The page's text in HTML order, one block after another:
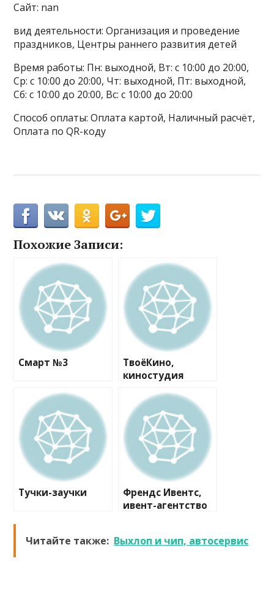
Сайт: nan
вид деятельности: Организация и проведение
праздников, Центры раннего развития детей
Время работы: Пн: выходной, Вт: с 10:00 до 20:00,
Ср: с 10:00 до 20:00, Чт: выходной, Пт: выходной,
Сб: с 10:00 до 20:00, Вс: с 10:00 до 20:00
Способ оплаты: Оплата картой, Наличный расчёт,
Оплата по QR-коду
Похожие Записи:
Смарт №3
ТвоёКино,
киностудия
Тучки-заучки
Френдс Ивентс,
ивент-агентство
Читайте также: Выхлоп и чип, автосервис